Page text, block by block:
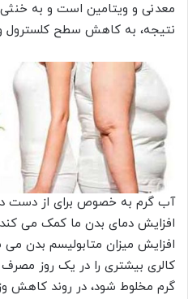
معدنی و ویتامین است و به خنثی
نتیجه، به کاهش سطح
آب گرم به خصوص برای از دست
افزایش دمای بدن ما کمک می
افزایش میزان متابولیسم بدن می
کالری بیشتری را در یک روز
گرم مخلوط شود، در روند کاهش